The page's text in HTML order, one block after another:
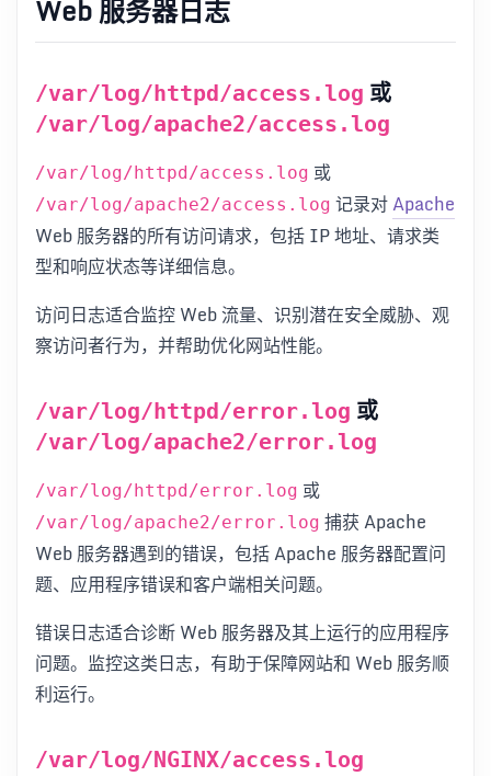
Web 服务器日志
/var/log/httpd/access.log 或
/var/log/apache2/access.log
/var/log/httpd/access.log 或
/var/log/apache2/access.log 记录对Apache
Web 服务器的所有访问请求，包括 IP 地址、请求类
型和响应状态等详细信息。
访问日志适合监控 Web 流量、识别潜在安全威胁、观
察访问者行为，并帮助优化网站性能。
/var/log/httpd/error.log 或
/var/log/apache2/error.log
/var/log/httpd/error.log 或
/var/log/apache2/error.log 捕获 Apache
Web 服务器遇到的错误，包括 Apache 服务器配置问
题、应用程序错误和客户端相关问题。
错误日志适合诊断 Web 服务器及其上运行的应用程序
问题。监控这类日志，有助于保障网站和 Web 服务顺
利运行。
/var/log/NGINX/access.log